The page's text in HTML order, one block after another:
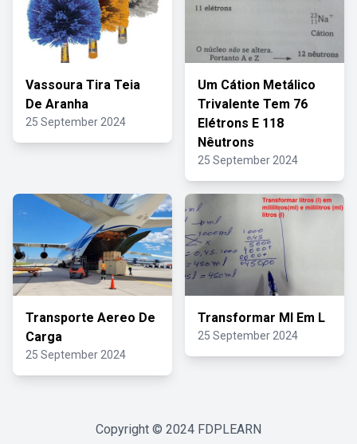
Vassoura Tira Teia
De Aranha
25 September 2024
Um Cátion Metálico
Trivalente Tem 76
Elétrons E 118
Nêutrons
25 September 2024
Transporte Aereo De
Carga
25 September 2024
Transformar Ml Em L
25 September 2024
Copyright © 2024 FDPLEARN